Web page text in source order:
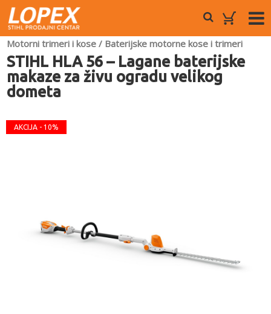
Motorni trimeri i kose / Baterijske motorne kose i trimeri
STIHL HLA 56 – Lagane baterijske
makaze za živu ogradu velikog
dometa
AKCIJA - 10%